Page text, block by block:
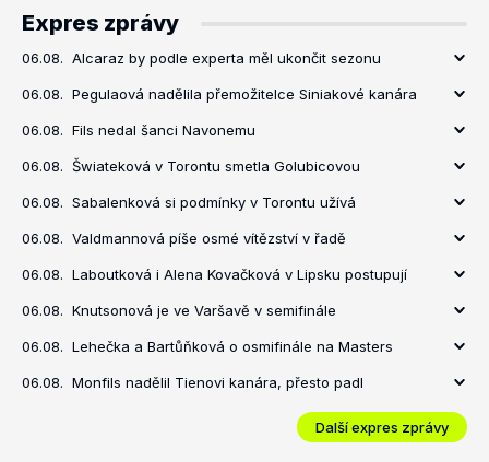
Expres zprávy
06.08. Alcaraz by podle experta měl ukončit sezonu
06.08. Pegulaová nadělila přemožitelce Siniakové kanára
06.08. Fils nedal šanci Navonemu
06.08. Šwiateková v Torontu smetla Golubicovou
06.08. Sabalenková si podmínky v Torontu užívá
06.08. Valdmannová píše osmé vítězství v řadě
06.08. Laboutková i Alena Kovačková v Lipsku postupují
06.08. Knutsonová je ve Varšavě v semifinále
06.08. Lehečka a Bartůňková o osmifinále na Masters
06.08. Monfils nadělil Tienovi kanára, přesto padl
Další expres zprávy